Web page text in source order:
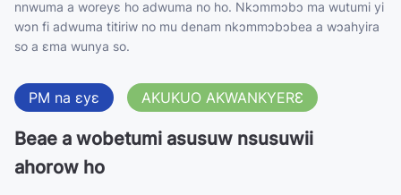
nnwuma a woreyɛ ho adwuma no ho. Nkɔmmɔbɔ ma wutumi yi
wɔn fi adwuma titiriw no mu denam nkɔmmɔbɔbea a wɔahyira
so a ɛma wunya so.
PM na ɛyɛ AKUKUO AKWANKYERƐ
Beae a wobetumi asusuw nsusuwii
ahorow ho